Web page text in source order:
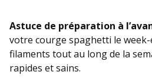
Astuce de préparation à
votre courge spaghetti le
filaments tout au long de la
rapides et sains.